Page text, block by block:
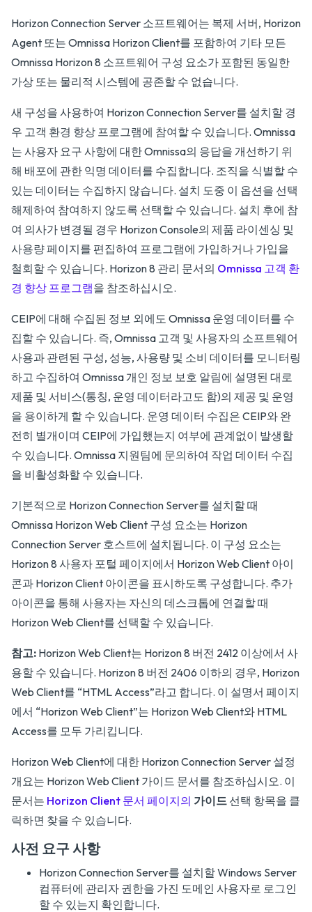
Horizon Connection Server 소프트웨어는 복제 서버, Horizon
Agent 또는 Omnissa Horizon Client를 포함하여 기타 모든
Omnissa Horizon 8 소프트웨어 구성 요소가 포함된 동일한
가상 또는 물리적 시스템에 공존할 수 없습니다.
새 구성을 사용하여 Horizon Connection Server를 설치할 경
우 고객 환경 향상 프로그램에 참여할 수 있습니다. Omnissa
는 사용자 요구 사항에 대한 Omnissa의 응답을 개선하기 위
해 배포에 관한 익명 데이터를 수집합니다. 조직을 식별할 수
있는 데이터는 수집하지 않습니다. 설치 도중 이 옵션을 선택
해제하여 참여하지 않도록 선택할 수 있습니다. 설치 후에 참
여 의사가 변경될 경우 Horizon Console의 제품 라이센싱 및
사용량 페이지를 편집하여 프로그램에 가입하거나 가입을
철회할 수 있습니다. Horizon 8 관리 문서의 Omnissa 고객 환
경 향상 프로그램을 참조하십시오.
CEIP에 대해 수집된 정보 외에도 Omnissa 운영 데이터를 수
집할 수 있습니다. 즉, Omnissa 고객 및 사용자의 소프트웨어
사용과 관련된 구성, 성능, 사용량 및 소비 데이터를 모니터링
하고 수집하여 Omnissa 개인 정보 보호 알림에 설명된 대로
제품 및 서비스(통칭, 운영 데이터라고도 함)의 제공 및 운영
을 용이하게 할 수 있습니다. 운영 데이터 수집은 CEIP와 완
전히 별개이며 CEIP에 가입했는지 여부에 관계없이 발생할
수 있습니다. Omnissa 지원팀에 문의하여 작업 데이터 수집
을 비활성화할 수 있습니다.
기본적으로 Horizon Connection Server를 설치할 때
Omnissa Horizon Web Client 구성 요소는 Horizon
Connection Server 호스트에 설치됩니다. 이 구성 요소는
Horizon 8 사용자 포털 페이지에서 Horizon Web Client 아이
콘과 Horizon Client 아이콘을 표시하도록 구성합니다. 추가
아이콘을 통해 사용자는 자신의 데스크톱에 연결할 때
Horizon Web Client를 선택할 수 있습니다.
참고: Horizon Web Client는 Horizon 8 버전 2412 이상에서 사
용할 수 있습니다. Horizon 8 버전 2406 이하의 경우, Horizon
Web Client를 “HTML Access”라고 합니다. 이 설명서 페이지
에서 “Horizon Web Client”는 Horizon Web Client와 HTML
Access를 모두 가리킵니다.
Horizon Web Client에 대한 Horizon Connection Server 설정
개요는 Horizon Web Client 가이드 문서를 참조하십시오. 이
문서는 Horizon Client 문서 페이지의 가이드 선택 항목을 클
릭하면 찾을 수 있습니다.
사전 요구 사항
Horizon Connection Server를 설치할 Windows Server
컴퓨터에 관리자 권한을 가진 도메인 사용자로 로그인
할 수 있는지 확인합니다.